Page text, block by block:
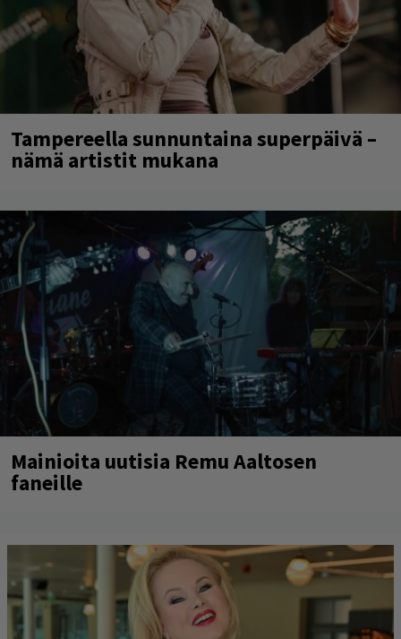
Tampereella sunnuntaina superpäivä –
nämä artistit mukana
Mainioita uutisia Remu Aaltosen
faneille